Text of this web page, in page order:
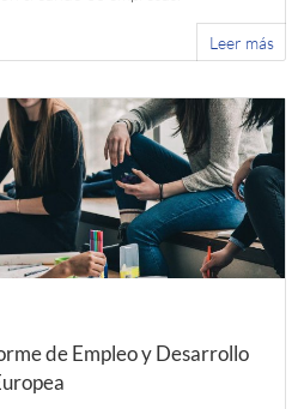
Leer más
de Empleo y Desarrollo